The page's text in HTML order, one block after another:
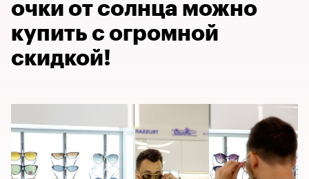
очки от солнца можно
купить с огромной
скидкой!